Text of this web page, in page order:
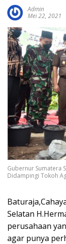
Admin
Mei 22, 2021
Gubernur Sumatera
Didampingi Tokoh
Selatan
perusahaan
agar punya